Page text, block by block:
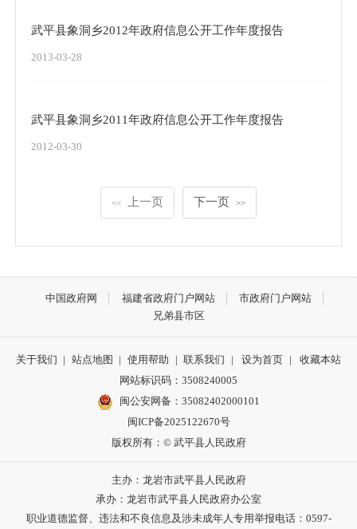
武平县象洞乡2012年政府信息公开工作年度报告
2013-03-28
武平县象洞乡2011年政府信息公开工作年度报告
2012-03-30
<< 上一页 下一页 >>
中国政府网 福建省政府门户网站
市政府门户网站
兄弟县市区
关于我们 | 站点地图 | 使用帮助 | 联系我们 | 设为首页 |
收藏本站
网站标识码：3508240005
闽公安网备：35082402000101
闽ICP备2025122670号
版权所有：© 武平县人民政府
主办：龙岩市武平县人民政府
承办：龙岩市武平县人民政府办公室
职业道德监督、违法和不良信息及涉未成年人专用举报电话：0597-